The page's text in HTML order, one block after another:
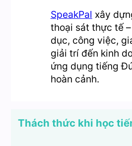
SpeakPal xây
thoại sát thực tế
dục, công việc,
giải trí đến kinh
ứng dụng tiếng
hoàn cảnh.
Thách thức khi học